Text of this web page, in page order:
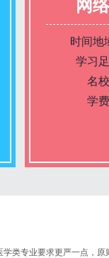
网
时间地
学习
名
学
专业要求更严一点，